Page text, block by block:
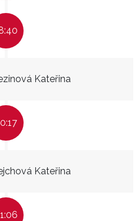
Kateřina
Kateřina